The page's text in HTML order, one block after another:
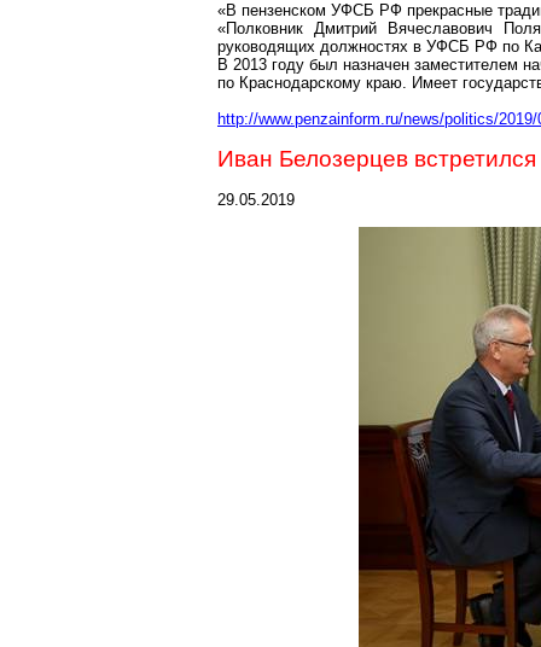
«В пензенском УФСБ РФ прекрасные
«Полковник Дмитрий Вячеславович
руководящих должностях в УФСБ РФ по
В 2013 году был назначен заместителем
по Краснодарскому краю. Имеет
http://www.penzainform.ru/news/politics/
Иван Белозерцев
29.05.2019